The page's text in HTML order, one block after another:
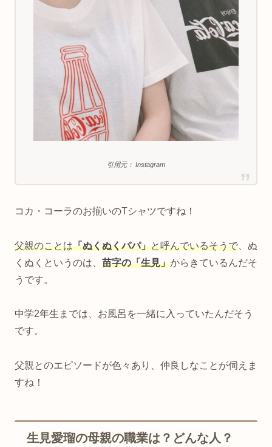
引用元： Instagram
コカ・コーラのお揃いのTシャツですね！
父親のことは「ぬくぬくパパ」と呼んでいるそうで 、ぬ
くぬくというのは、 苗字の「生見」からきているんだそ
うです。
中学2年生までは、お風呂を一緒に入っていたんだそう
です。
父親とのエピソードが色々あり、仲良しなことが伺えま
すね！
生見愛瑠の母親の職業は？どんな人？